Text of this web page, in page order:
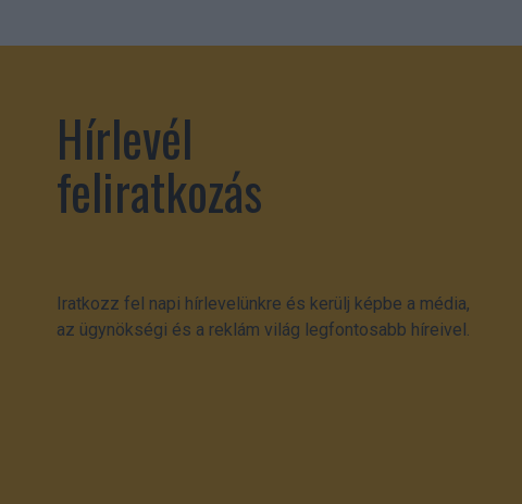
Hírlevél
feliratkozás
Iratkozz fel napi hírlevelünkre és kerülj képbe a média,
az ügynökségi és a reklám világ legfontosabb híreivel.